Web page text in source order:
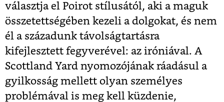
választja el Poirot stílusától, aki a maguk
összetettségében kezeli a dolgokat, és nem
él a századunk távolságtartásra
kifejlesztett fegyverével: az iróniával. A
Scottland Yard nyomozójának ráadásul a
gyilkosság mellett olyan személyes
problémával is meg kell küzdenie,